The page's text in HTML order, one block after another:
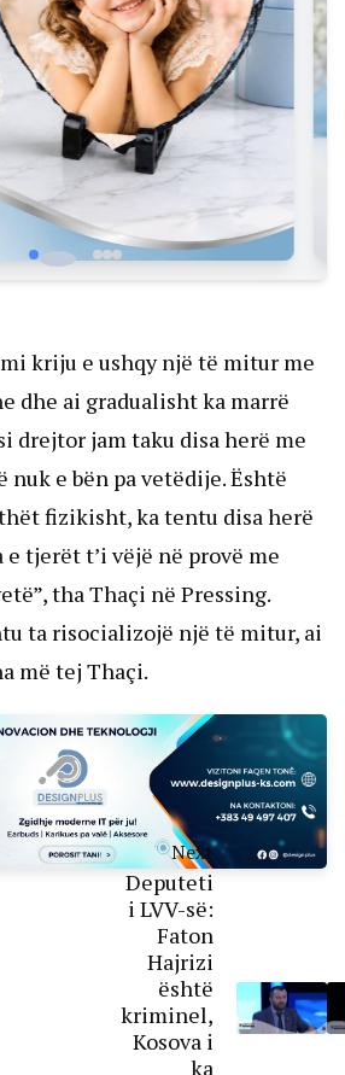
kriju e ushqy një të mitur me
dhe ai gradualisht ka marrë
drejtor jam taku disa herë me
nuk e bën pa vetëdije. Është
fizikisht, ka tentu disa herë
e tjerët t’i vëjë në provë me
tha Thaçi në Pressing.
ta risocializojë një të mitur, ai
më tej Thaçi.
Next
Deputeti
i LVV-së:
Faton
Hajrizi
është
kriminel,
Kosova i
ka